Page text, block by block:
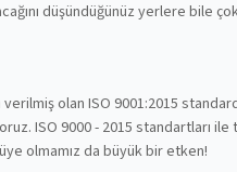
düşündüğünüz yerlere bile
olan ISO 9001:2015
ISO 9000 - 2015 standartları
olmamız da büyük bir etken!